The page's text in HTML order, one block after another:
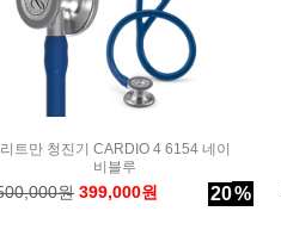
리트만 청진기 CARDIO 4 6154 네이
비블루
원 399,000원 20%